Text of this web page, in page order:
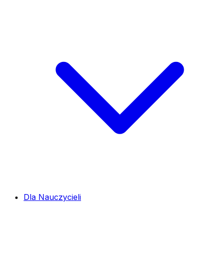
Dla Nauczycieli